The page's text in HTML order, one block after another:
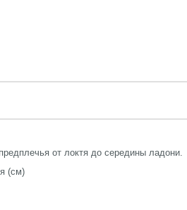
от локтя до середины ладони.
(см)